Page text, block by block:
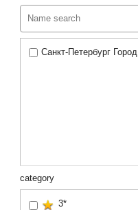
Санкт-Петербург Город
category
3*